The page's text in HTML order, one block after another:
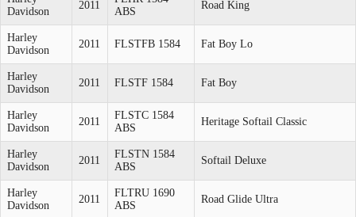
Davidson
2011
ABS
Road King
Harley
Davidson
2011 FLSTFB 1584 Fat Boy Lo
Harley
Davidson
2011 FLSTF 1584 Fat Boy
Harley
Davidson
2011
FLSTC 1584
ABS
Heritage Softail Classic
Harley
Davidson
2011
FLSTN 1584
ABS
Softail Deluxe
Harley
Davidson
2011
FLTRU 1690
ABS
Road Glide Ultra